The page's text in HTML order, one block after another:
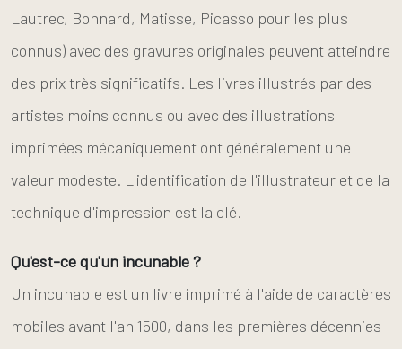
Lautrec, Bonnard, Matisse, Picasso pour les plus
connus) avec des gravures originales peuvent atteindre
des prix très significatifs. Les livres illustrés par des
artistes moins connus ou avec des illustrations
imprimées mécaniquement ont généralement une
valeur modeste. L'identification de l'illustrateur et de la
technique d'impression est la clé.
Qu'est-ce qu'un incunable ?
Un incunable est un livre imprimé à l'aide de caractères
mobiles avant l'an 1500, dans les premières décennies